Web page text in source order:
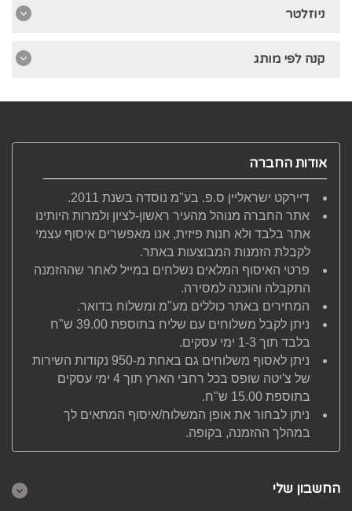
ניוזלטר
קנה לפי מותג
אודות החברה
דיירקט ישראליין ס.פ. בע"מ נוסדה בשנת 2011.
אתר החברה מנוהל מהעיר ראשון-לציון ולמרות היותינו
אתר בלבד ולא חנות פיזית, אנו מאפשרים איסוף עצמי
לקבלת הזמנות המבוצעות באתר.
פרטי האיסוף המלאים נשלחים במייל לאחר שההזמנה
התקבלה והוכנה למסירה.
המחירים באתר כוללים מע"מ ומשלוח בדואר.
ניתן לקבל משלוחים עם שליח בתוספת 39.00 ש"ח
בלבד תוך 1-3 ימי עסקים.
ניתן לאסוף משלוחים גם באחת מ-950 נקודות השירות
של צ'יטה שופס בכל רחבי הארץ תוך 4 ימי עסקים
בתוספת 15.00 ש"ח.
ניתן לבחור את אופן המשלוח/איסוף המתאים לך
במהלך ההזמנה, בקופה.
החשבון שלי